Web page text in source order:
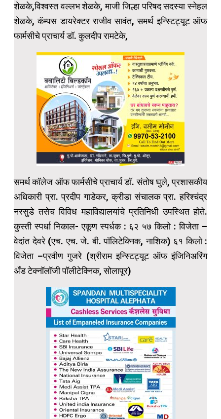
शेळके,विश्वस्त वल्लभ शेळके, माजी जिल्हा परिषद सदस्या स्नेहल
शेळके, कॅम्पस डायरेक्टर राजीव सावंत, समर्थ इन्स्टिट्यूट ऑफ
फार्मसीचे प्राचार्य डॉ. कुलदीप रामटेके,
समर्थ कॉलेज ऑफ फार्मसीचे प्राचार्य डॉ. संतोष घुले, प्रशासकीय
अधिकारी प्रा. प्रदीप गाडेकर, क्रीडा संचालक प्रा. हरिश्चंद्र
नरसुडे तसेच विविध महाविद्यालयांचे प्रतिनिधी उपस्थित होते.
कुस्ती स्पर्धा निकाल- एकूण स्पर्धक : ६२ ५७ किलो : विजेता –
वेदांत देवरे (एच. एच. जे. बी. पॉलिटेक्निक, नाशिक) ६१ किलो :
विजेता –प्रवीण गुजरे (श्रीराम इन्स्टिट्यूट ऑफ इंजिनिअरिंग
अँड टेक्नॉलॉजी पॉलीटेक्निक, सोलापूर)